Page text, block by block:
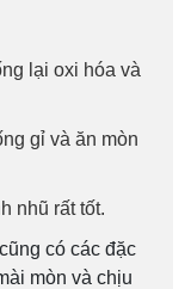
lại oxi hóa và
gỉ và ăn mòn
nhũ rất tốt.
có các đặc
mòn và chịu